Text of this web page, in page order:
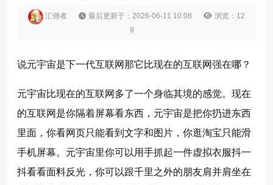
汇佣者 最后更新于：2026-06-11 10:08
浏览：12
9
说元宇宙是下一代互联网那它比现在的互联网强在哪？
元宇宙比现在的互联网多了一个身临其境的感觉。现在
的互联网是你隔着屏幕看东西，元宇宙是把你扔进东西
里面，你看网页只能看到文字和图片，你逛淘宝只能滑
手机屏幕。元宇宙里你可以用手抓起一件虚拟衣服抖一
抖看看面料反光，你可以跟千里之外的朋友肩并肩坐在